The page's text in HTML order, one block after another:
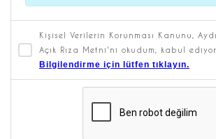
Kişisel Verilerin Korunması Kanunu,
Açık Rıza Metni'ni okudum, kabul
Bilgilendirme için lütfen tıklayın.